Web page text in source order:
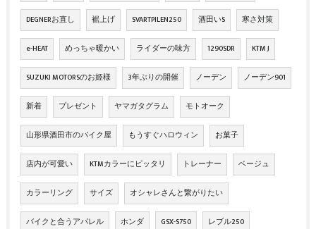
DEGNERお直し 裾上げ SVARTPILEN250 酒田いS 寒さ対策
e-HEAT めっちゃ暖かい ライダーの味方 1290SDR KTM J
SUZUKI MOTORSのお姫様 3年ぶりの開催 ノーデン ノーデン901
新着 プレゼント ヤマガタグラム モトオーク
山形県酒田市のバイク屋 もうすぐハロウィン お菓子
店内が可愛い KTMカラーにピッタリ トレーナー ベージュ
カラーリング サイズ オシャレさんと繋がりたい
バイクと合うアパレル ホンダ GSX-S750 レブル250